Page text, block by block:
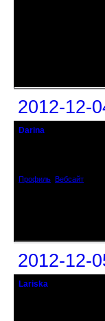
2012-12-
Darina
Профиль Вебсайт
2012-12-
Lariska